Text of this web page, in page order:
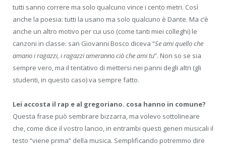
tutti sanno correre ma solo qualcuno vince i cento metri. Così
anche la poesia: tutti la usano ma solo qualcuno è Dante. Ma c’è
anche un altro motivo per cui uso (come tanti miei colleghi) le
canzoni in classe: san Giovanni Bosco diceva “Se ami quello che
amano i ragazzi, i ragazzi ameranno ciò che ami tu”. Non so se sia
sempre vero, ma il tentativo di mettersi nei panni degli altri (gli
studenti, in questo caso) va sempre fatto.
Lei accosta il rap e al gregoriano. cosa hanno in comune?
Questa frase può sembrare bizzarra, ma volevo sottolineare
che, come dice il vostro lancio, in entrambi questi generi musicali il
testo “viene prima” della musica. Semplificando potremmo dire